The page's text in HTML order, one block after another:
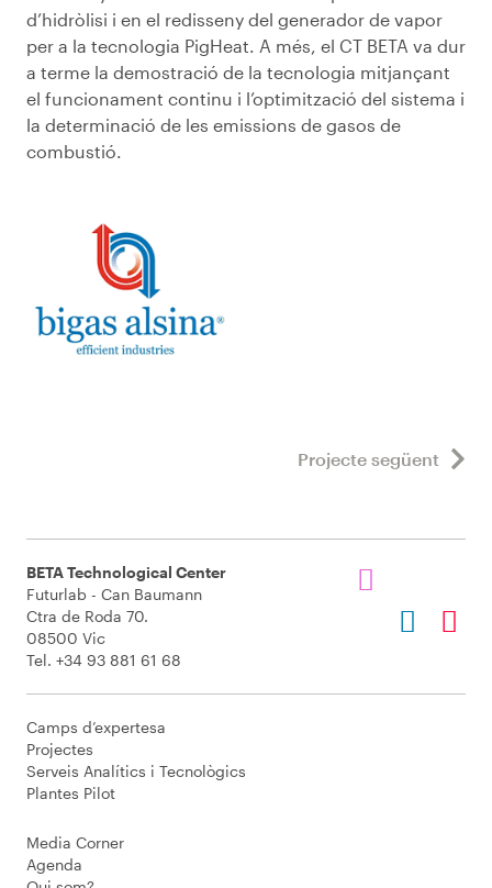
d’hidròlisi i en el redisseny del generador de vapor
per a la tecnologia PigHeat. A més, el CT BETA va dur
a terme la demostració de la tecnologia mitjançant
el funcionament continu i l’optimització del sistema i
la determinació de les emissions de gasos de
combustió.
Projecte següent
BETA Technological Center
Futurlab - Can Baumann
Ctra de Roda 70.
08500 Vic
Tel. +34 93 881 61 68
Camps d’expertesa
Projectes
Serveis Analítics i Tecnològics
Plantes Pilot
Media Corner
Agenda